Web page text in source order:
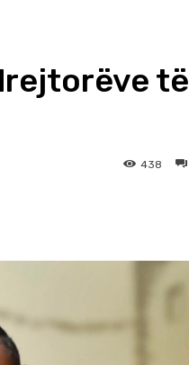
të
438